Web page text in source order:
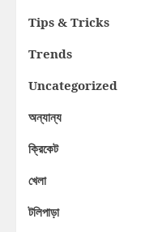
Tips & Tricks
Trends
Uncategorized
অন্যান্য
ক্রিকেট
খেলা
টলিপাড়া